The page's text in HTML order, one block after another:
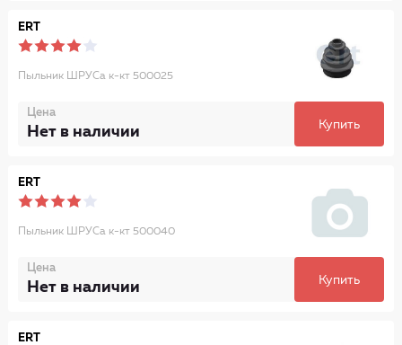
ERT
Пыльник ШРУСа к-кт 500025
Цена
Нет в наличии Купить
ERT
Пыльник ШРУСа к-кт 500040
Цена
Нет в наличии Купить
ERT